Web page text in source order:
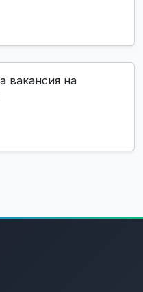
вакансия на